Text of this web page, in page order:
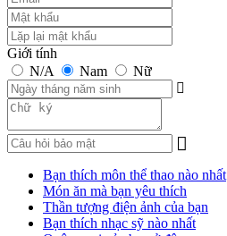
Giới tính
N/A
Nam Nữ
Bạn thích môn thể thao nào nhất
Món ăn mà bạn yêu thích
Thần tượng điện ảnh của bạn
Bạn thích nhạc sỹ nào nhất